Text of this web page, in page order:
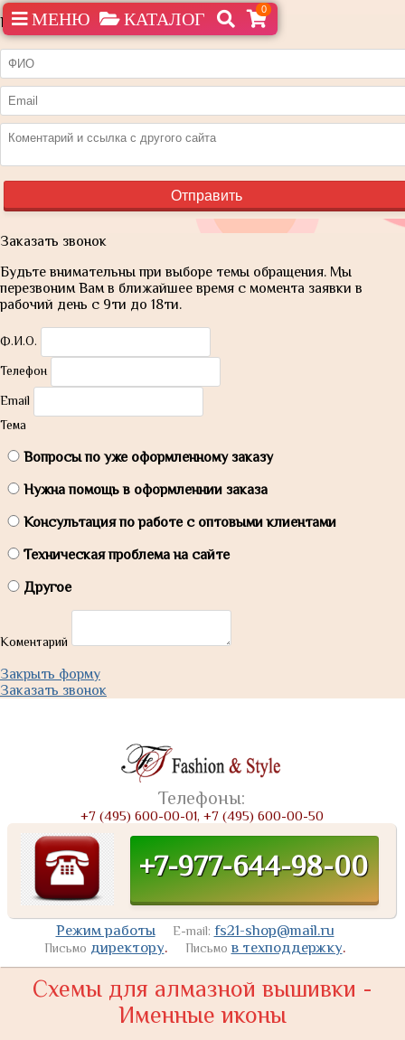
Нашли дешевле?
Заказать звонок
Будьте внимательны при выборе темы обращения. Мы
перезвоним Вам в ближайшее время с момента заявки в
рабочий день с 9ти до 18ти.
Ф.И.О.
Телефон
Email
Тема
Вопросы по уже оформленному заказу
Нужна помощь в оформленнии заказа
Консультация по работе с оптовыми клиентами
Техническая проблема на сайте
Другое
Коментарий
Закрыть форму
Заказать звонок
МЕНЮ КАТАЛОГ 0
Телефоны:
+7 (495) 600-00-01, +7 (495) 600-00-50
+7-977-644-98-00
Режим работы E-mail: fs21-shop@mail.ru
Письмо директору. Письмо в техподдержку.
Схемы для алмазной вышивки -
Именные иконы